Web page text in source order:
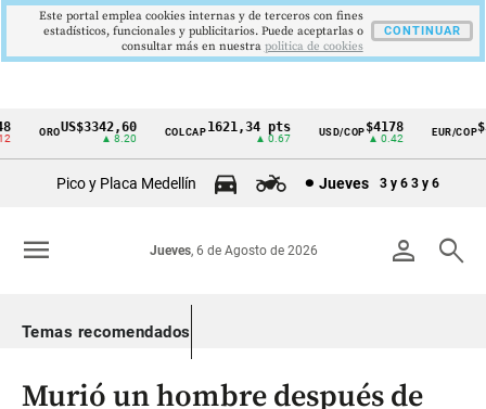
Cintillo
Colombia
OROUS$3342,60
▲ 8.20
COLCAP1621,34 pts
▲ 0.67
USD/COP$4178
▲ 0.42
EUR/COP
Pico y Placa Medellín Jueves 3 y 6 3 y 6
person search
Jueves, 6 de Agosto de 2026
menu
Temas recomendados
Murió un hombre después de
Este portal emplea cookies internas y de terceros con fines
estadísticos, funcionales y publicitarios. Puede aceptarlas o
consultar más en nuestra politica de cookies
CONTINUAR